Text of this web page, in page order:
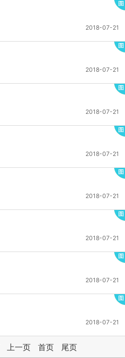
2018-07-21
2018-07-21
2018-07-21
2018-07-21
2018-07-21
2018-07-21
2018-07-21
2018-07-21
上一页 首页 尾页